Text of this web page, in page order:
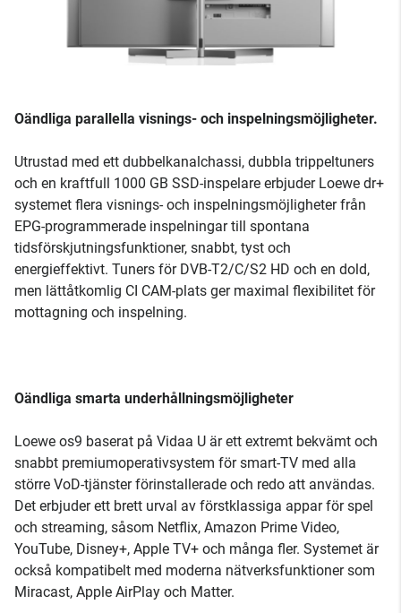
Oändliga parallella visnings- och inspelningsmöjligheter.
Utrustad med ett dubbelkanalchassi, dubbla trippeltuners
och en kraftfull 1000 GB SSD-inspelare erbjuder Loewe dr+
systemet flera visnings- och inspelningsmöjligheter från
EPG-programmerade inspelningar till spontana
tidsförskjutningsfunktioner, snabbt, tyst och
energieffektivt. Tuners för DVB-T2/C/S2 HD och en dold,
men lättåtkomlig CI CAM-plats ger maximal flexibilitet för
mottagning och inspelning.
Oändliga smarta underhållningsmöjligheter
Loewe os9 baserat på Vidaa U är ett extremt bekvämt och
snabbt premiumoperativsystem för smart-TV med alla
större VoD-tjänster förinstallerade och redo att användas.
Det erbjuder ett brett urval av förstklassiga appar för spel
och streaming, såsom Netflix, Amazon Prime Video,
YouTube, Disney+, Apple TV+ och många fler. Systemet är
också kompatibelt med moderna nätverksfunktioner som
Miracast, Apple AirPlay och Matter.